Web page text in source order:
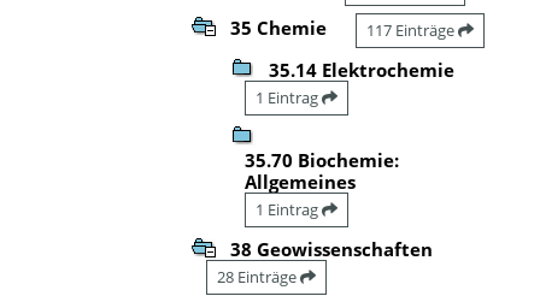
35 Chemie 117 Einträge
35.14 Elektrochemie
1 Eintrag
35.70 Biochemie:
Allgemeines
1 Eintrag
38 Geowissenschaften
28 Einträge